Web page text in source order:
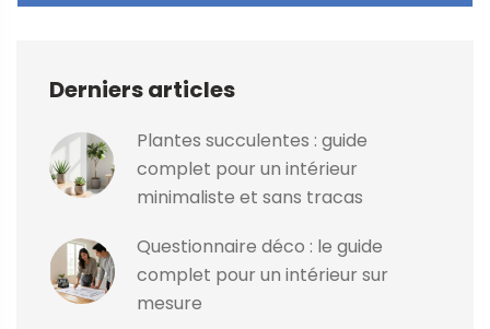
Derniers articles
Plantes succulentes : guide
complet pour un intérieur
minimaliste et sans tracas
Questionnaire déco : le guide
complet pour un intérieur sur
mesure